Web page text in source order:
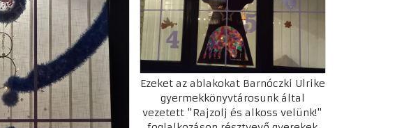
Ezeket az ablakokat Barnóczki Ulrike
gyermekkönyvtárosunk által
vezetett "Rajzolj és alkoss velünk!"